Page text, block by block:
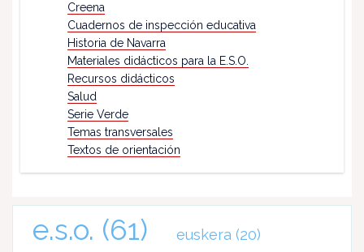
Creena
Cuadernos de inspección educativa
Historia de Navarra
Materiales didácticos para la E.S.O.
Recursos didácticos
Salud
Serie Verde
Temas transversales
Textos de orientación
e.s.o. (61) euskera (20)